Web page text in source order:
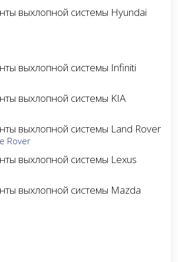
выхлопной системы Hyundai
выхлопной системы Infiniti
выхлопной системы KIA
выхлопной системы Land Rover
Rover
выхлопной системы Lexus
выхлопной системы Mazda